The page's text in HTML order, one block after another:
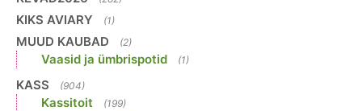
KIKS AVIARY (1)
MUUD KAUBAD (2)
Vaasid ja ümbrispotid (1)
KASS (904)
Kassitoit (199)